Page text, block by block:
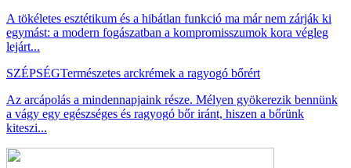
A tökéletes esztétikum és a hibátlan funkció ma már nem zárják ki
egymást: a modern fogászatban a kompromisszumok kora végleg
lejárt...
SZÉPSÉGTermészetes arckrémek a ragyogó bőrért
Az arcápolás a mindennapjaink része. Mélyen gyökerezik bennünk
a vágy egy egészséges és ragyogó bőr iránt, hiszen a bőrünk
kiteszi...